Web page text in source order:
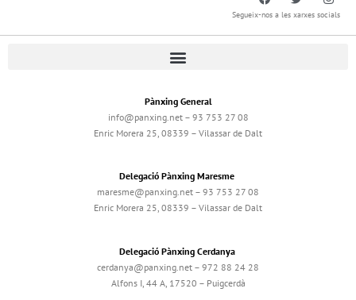
Segueix-nos a les xarxes socials
Pànxing General
info@panxing.net – 93 753 27 08
Enric Morera 25, 08339 – Vilassar de Dalt
Delegació Pànxing Maresme
maresme@panxing.net – 93 753 27 08
Enric Morera 25, 08339 – Vilassar de Dalt
Delegació Pànxing Cerdanya
cerdanya@panxing.net – 972 88 24 28
Alfons I, 44 A, 17520 – Puigcerdà